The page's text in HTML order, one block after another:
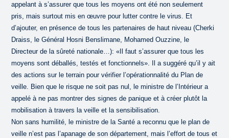
appelant à s’assurer que tous les moyens ont été non seulement
pris, mais surtout mis en œuvre pour lutter contre le virus. Et
d’ajouter, en présence de tous les partenaires de haut niveau (Cherki
Draiss, le Général Hosni Benslimane, Mohamed Ouzzine, le
Directeur de la sûreté nationale…): «Il faut s’assurer que tous les
moyens sont déballés, testés et fonctionnels». Il a suggéré qu’il y ait
des actions sur le terrain pour vérifier l’opérationnalité du Plan de
veille. Bien que le risque ne soit pas nul, le ministre de l’Intérieur a
appelé à ne pas montrer des signes de panique et à créer plutôt la
mobilisation à travers la veille et la sensibilisation.
Non sans humilité, le ministre de la Santé a reconnu que le plan de
veille n’est pas l’apanage de son département, mais l’effort de tous et